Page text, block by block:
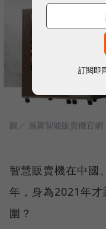
圖／ 滙聚智能販賣機官網
智慧販賣機在中國
年，身為2021年
圍？
訂閱即